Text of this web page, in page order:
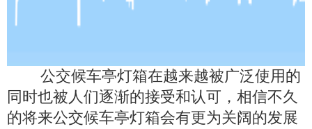
公交候车亭灯箱在越来越被广泛使用的
同时也被人们逐渐的接受和认可，相信不久
的将来公交候车亭灯箱会有更为关阔的发展